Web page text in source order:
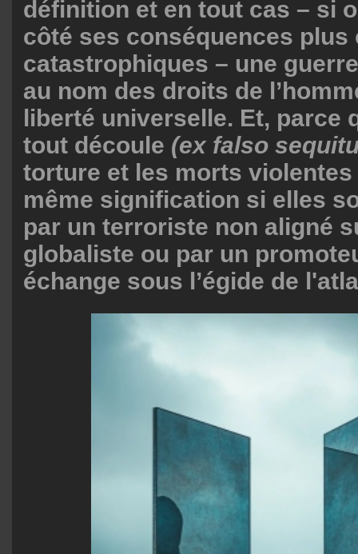
définition et en tout cas – si
côté ses conséquences plus
catastrophiques – une
au nom des droits de
liberté universelle. Et, parce
tout découle (ex falso
torture et les morts violentes
même signification si elles
par un terroriste non aligné
globaliste ou par un
échange sous l’égide de